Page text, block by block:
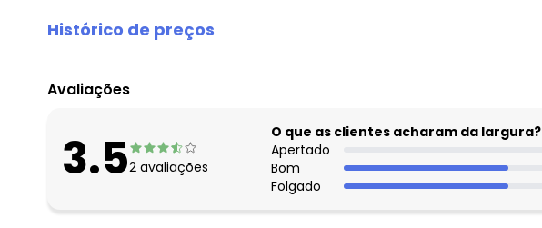
Histórico de preços
agosto/2026
maio/2026
abril/2026
fevereiro/2026
Avaliações
3.52 avaliações
O que as clientes acharam da largura?
Apertado
Bom
Folgado